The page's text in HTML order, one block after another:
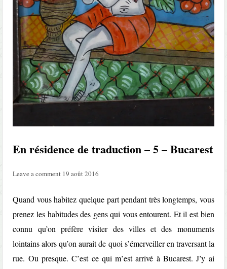
En résidence de traduction – 5 – Bucarest
Leave a comment 19 août 2016
Quand vous habitez quelque part pendant très longtemps, vous
prenez les habitudes des gens qui vous entourent. Et il est bien
connu qu’on préfère visiter des villes et des monuments
lointains alors qu’on aurait de quoi s’émerveiller en traversant la
rue. Ou presque. C’est ce qui m’est arrivé à Bucarest. J’y ai